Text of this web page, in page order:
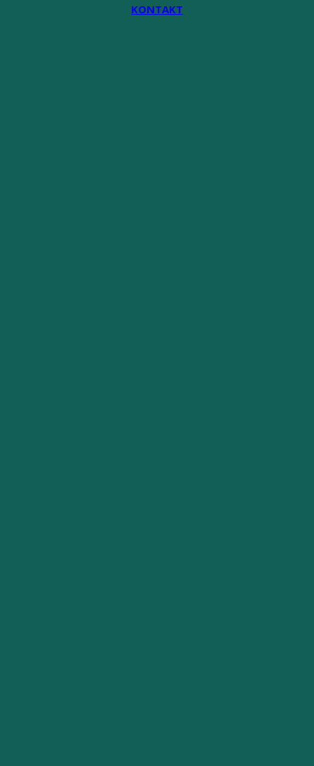
KONTAKT